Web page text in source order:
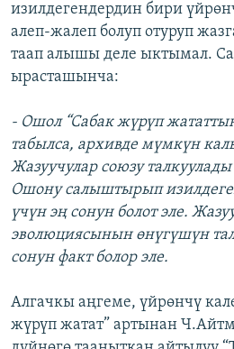
изилдегендердин бири
алеп-жалеп болуп отуруп
таап алышы деле ыктымал.
ырасташынча:
- Ошол “Сабак жүрүп
табылса, архивде мүмкүн
Жазуучулар союзу
Ошону салыштырып
үчүн эң сонун болот эле.
эволюциясынын өнүгүшүн
сонун факт болор эле.
Алгачкы аңгеме, үйрөнчү
жүрүп жатат” артынан